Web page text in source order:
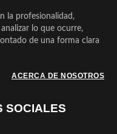
la profesionalidad,
lo que ocurre,
de una forma clara
ACERCA DE NOSOTROS
SOCIALES